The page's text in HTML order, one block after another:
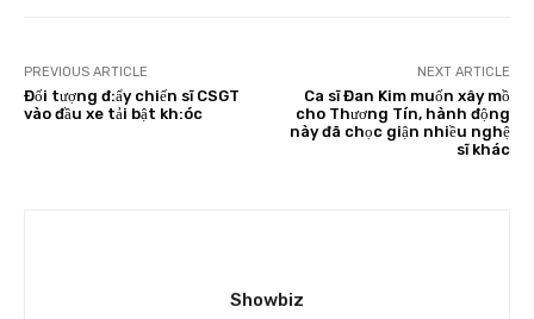
PREVIOUS ARTICLE
Đối tượng đ:ẩy chiến sĩ CSGT
vào đầu xe tải bật kh:óc
NEXT ARTICLE
Ca sĩ Đan Kim muốn xây mồ
cho Thương Tín, hành động
này đã chọc giận nhiều nghệ
sĩ khác
Showbiz